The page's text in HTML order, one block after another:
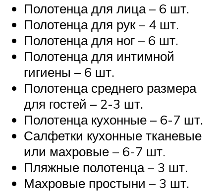
Полотенца для лица – 6 шт.
Полотенца для рук – 4 шт.
Полотенца для ног – 6 шт.
Полотенца для интимной
гигиены – 6 шт.
Полотенца среднего размера
для гостей – 2-3 шт.
Полотенца кухонные – 6-7 шт.
Салфетки кухонные тканевые
или махровые – 6-7 шт.
Пляжные полотенца – 3 шт.
Махровые простыни – 3 шт.